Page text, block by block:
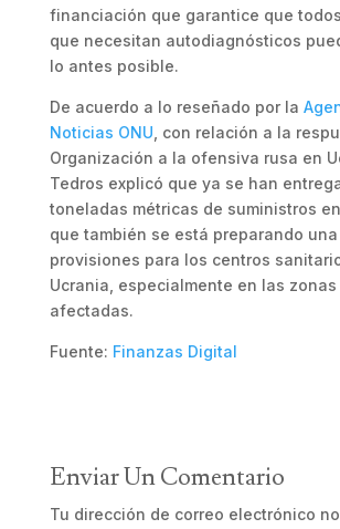
financiación que garantice que
que necesitan autodiagnósticos
lo antes posible.
De acuerdo a lo reseñado por la
Noticias ONU , con relación a la
Organización a la ofensiva rusa en
Tedros explicó que ya se han
toneladas métricas de suministros
que también se está preparando
provisiones para los centros
Ucrania, especialmente en las zonas
afectadas.
Fuente: Finanzas Digital
Enviar Un Comentario
Tu dirección de correo electrónico